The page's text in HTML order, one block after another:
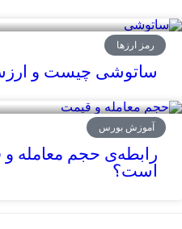
رمز ارزها
ساتوشی چیست و
آموزش بورس
رابطه‌ی حجم معامله
است؟